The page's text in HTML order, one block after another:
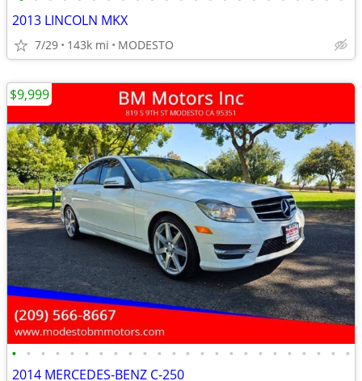
2013 LINCOLN MKX
7/29 143k mi MODESTO
• • • • • • • • • • • • • • • • • • • • • • • •
2014 MERCEDES-BENZ C-250
$9,999